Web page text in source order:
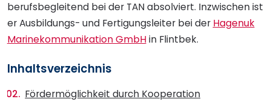
berufsbegleitend bei der TAN absolviert. Inzwischen ist
er Ausbildungs- und Fertigungsleiter bei der Hagenuk
Marinekommunikation GmbHin Flintbek.
Inhaltsverzeichnis
Fördermöglichkeit durch Kooperation